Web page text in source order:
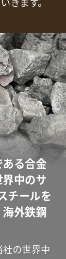
きます。
る合金
中のサ
チールを
外鉄鋼
の世界中